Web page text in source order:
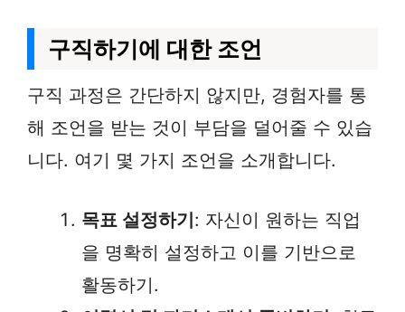
구직하기에 대한 조언
구직 과정은 간단하지 않지만, 경험자를 통
해 조언을 받는 것이 부담을 덜어줄 수 있습
니다. 여기 몇 가지 조언을 소개합니다.
목표 설정하기: 자신이 원하는 직업
을 명확히 설정하고 이를 기반으로
활동하기.